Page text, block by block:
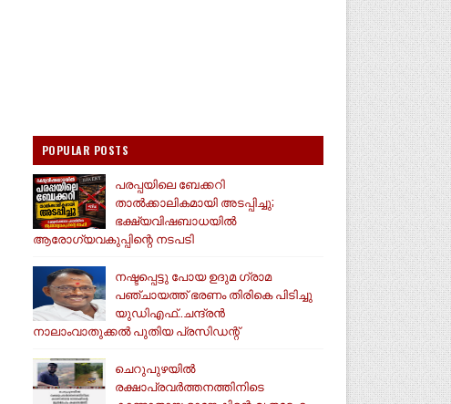
POPULAR POSTS
പരപ്പയിലെ ബേക്കറി
താൽക്കാലികമായി അടപ്പിച്ചു;
ഭക്ഷ്യവിഷബാധയിൽ
ആരോഗ്യവകുപ്പിന്റെ നടപടി
നഷ്ടപ്പെട്ടു പോയ ഉദുമ ഗ്രാമ
പഞ്ചായത്ത് ഭരണം തിരികെ പിടിച്ചു
യുഡിഎഫ്..ചന്ദ്രൻ
നാലാംവാതുക്കൽ പുതിയ പ്രസിഡന്റ്
ചെറുപുഴയിൽ
രക്ഷാപ്രവർത്തനത്തിനിടെ